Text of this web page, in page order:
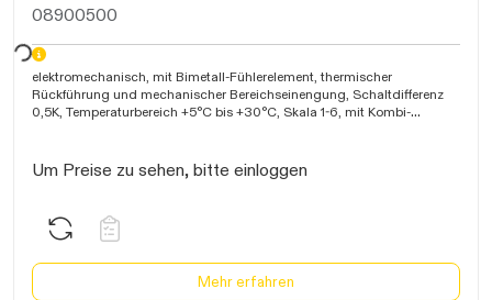
08900500
elektromechanisch, mit Bimetall-Fühlerelement, thermischer
Rückführung und mechanischer Bereichseinengung, Schaltdifferenz
0,5K, Temperaturbereich +5°C bis +30°C, Skala 1-6, mit Kombi-
Um Preise zu sehen, bitte einloggen
Mehr erfahren